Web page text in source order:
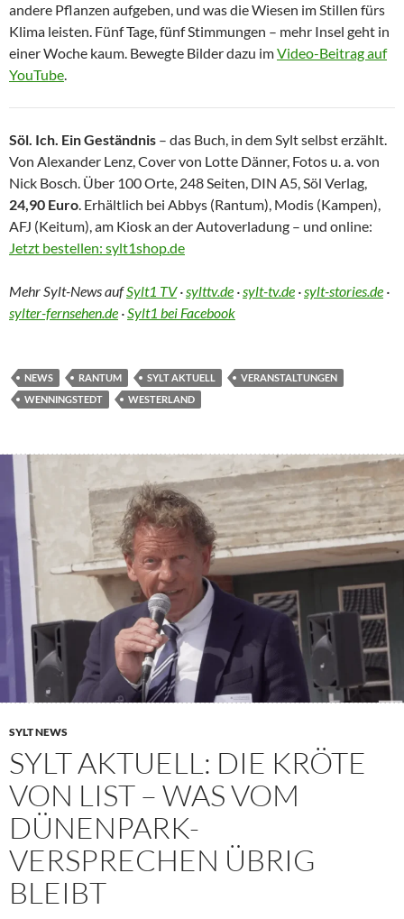
andere Pflanzen aufgeben, und was die Wiesen im Stillen fürs
Klima leisten. Fünf Tage, fünf Stimmungen – mehr Insel geht in
einer Woche kaum. Bewegte Bilder dazu imVideo-Beitrag auf
YouTube.
Söl. Ich. Ein Geständnis – das Buch, in dem Sylt selbst erzählt.
Von Alexander Lenz, Cover von Lotte Dänner, Fotos u. a. von
Nick Bosch. Über 100 Orte, 248 Seiten, DIN A5, Söl Verlag,
24,90 Euro. Erhältlich bei Abbys (Rantum), Modis (Kampen),
AFJ (Keitum), am Kiosk an der Autoverladung – und online:
Jetzt bestellen: sylt1shop.de
Mehr Sylt-News aufSylt1 TV·sylttv.de ·sylt-tv.de ·sylt-stories.de ·
sylter-fernsehen.de ·Sylt1 bei Facebook
NEWS RANTUM SYLT AKTUELL
VERANSTALTUNGEN
WENNINGSTEDT
WESTERLAND
SYLT NEWS
SYLT AKTUELL: DIE KRÖTE
VON LIST – WAS VOM
DÜNENPARK-
VERSPRECHEN ÜBRIG
BLEIBT